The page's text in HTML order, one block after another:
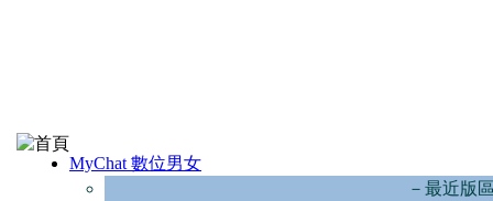
MyChat 數位男女
－最近版